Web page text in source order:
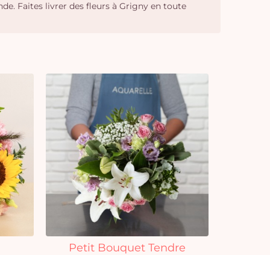
Faites livrer des fleurs à Grigny en toute
Petit Bouquet Tendre